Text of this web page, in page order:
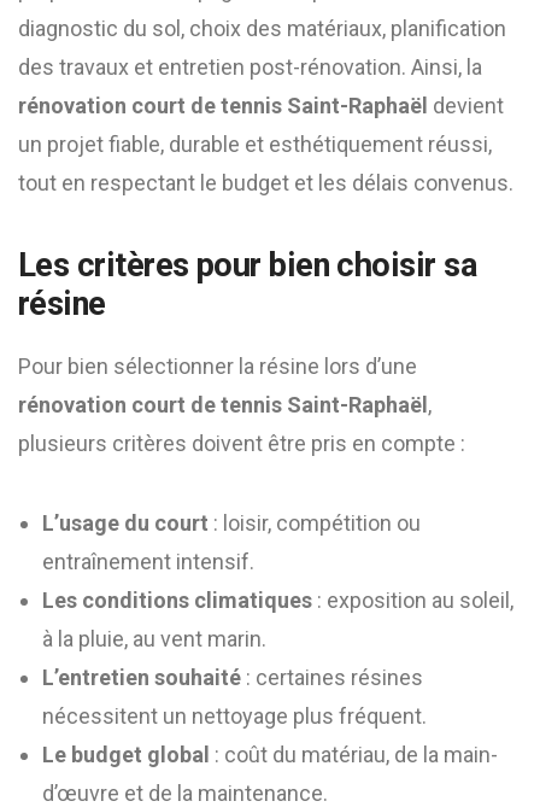
diagnostic du sol, choix des matériaux, planification
des travaux et entretien post-rénovation. Ainsi, la
rénovation court de tennis Saint-Raphaël devient
un projet fiable, durable et esthétiquement réussi,
tout en respectant le budget et les délais convenus.
Les critères pour bien choisir sa
résine
Pour bien sélectionner la résine lors d’une
rénovation court de tennis Saint-Raphaël ,
plusieurs critères doivent être pris en compte :
L’usage du court : loisir, compétition ou
entraînement intensif.
Les conditions climatiques : exposition au soleil,
à la pluie, au vent marin.
L’entretien souhaité : certaines résines
nécessitent un nettoyage plus fréquent.
Le budget global : coût du matériau, de la main-
d’œuvre et de la maintenance.